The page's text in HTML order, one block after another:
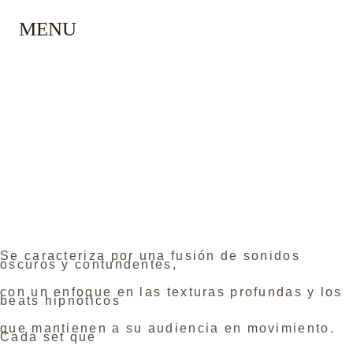
MENU
Se caracteriza por una fusión de sonidos
oscuros y contundentes,
con un enfoque en las texturas profundas y los
beats hipnóticos
que mantienen a su audiencia en movimiento.
Cada set que